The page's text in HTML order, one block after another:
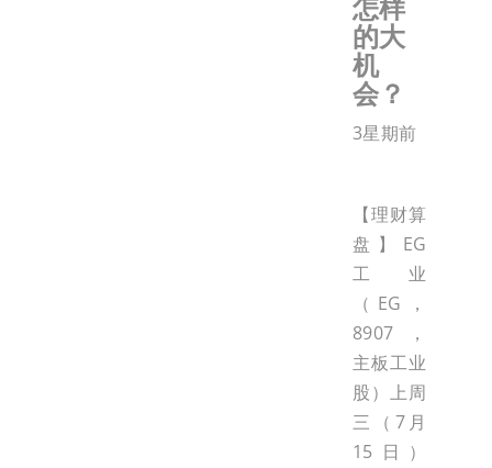
的大
机
会？
3星期前
【理财算
盘】EG
工业
（EG，
8907，
主板工业
股）上周
三（7月
15日）